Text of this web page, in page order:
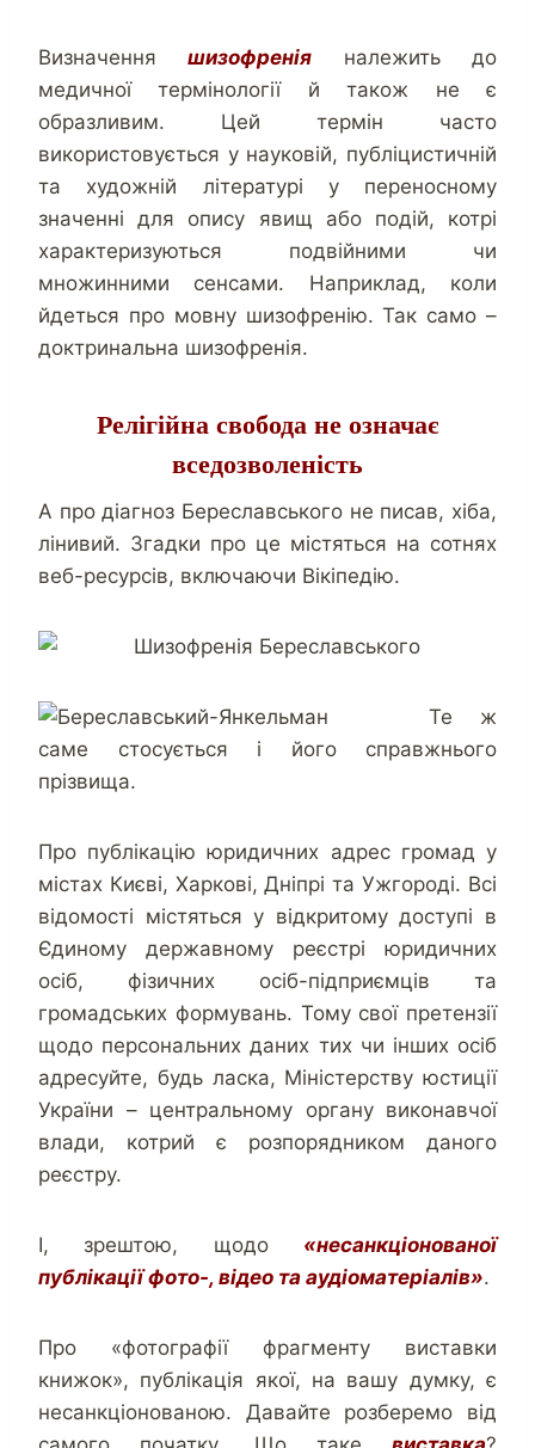
Визначенняшизофренія належить до
медичної термінології й також не є
образливим. Цей термін часто
використовується у науковій, публіцистичній
та художній літературі у переносному
значенні для опису явищ або подій, котрі
характеризуються подвійними чи
множинними сенсами. Наприклад, коли
йдеться про мовну шизофренію. Так само –
доктринальна шизофренія.
Релігійна свобода не означає
вседозволеність
А про діагноз Береславського не писав, хіба,
лінивий. Згадки про це містяться на сотнях
веб-ресурсів, включаючи Вікіпедію.
Те ж
саме стосується і його справжнього
прізвища.
Про публікацію юридичних адрес громад у
містах Києві, Харкові, Дніпрі та Ужгороді. Всі
відомості містяться у відкритому доступі в
Єдиному державному реєстрі юридичних
осіб, фізичних осіб-підприємців та
громадських формувань. Тому свої претензії
щодо персональних даних тих чи інших осіб
адресуйте, будь ласка, Міністерству юстиції
України – центральному органу виконавчої
влади, котрий є розпорядником даного
реєстру.
І, зрештою, щодо «несанкціонованої
публікації фото-, відео та аудіоматеріалів».
Про «фотографії фрагменту виставки
книжок», публікація якої, на вашу думку, є
несанкціонованою. Давайте розберемо від